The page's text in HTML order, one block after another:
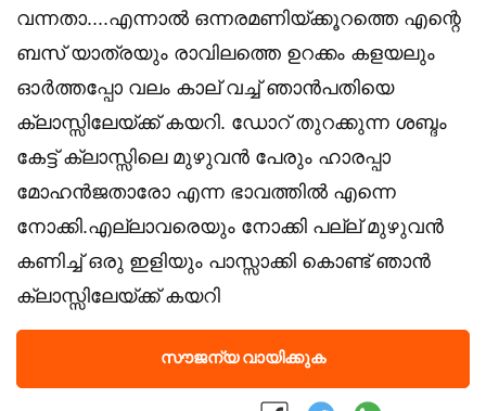
വന്നതാ....എന്നാൽ ഒന്നരമണിയ്ക്കൂറത്തെ എന്റെ
ബസ്‌ യാത്രയും രാവിലത്തെ ഉറക്കം കളയലും
ഓർത്തപ്പോ വലം കാല് വച്ച് ഞാൻപതിയെ
ക്ലാസ്സിലേയ്ക്ക് കയറി. ഡോറ് തുറക്കുന്ന ശബ്ദം
കേട്ട് ക്ലാസ്സിലെ മുഴുവൻ പേരും ഹാരപ്പാ
മോഹൻജതാരോ എന്ന ഭാവത്തിൽ എന്നെ
നോക്കി.എല്ലാവരെയും നോക്കി പല്ല് മുഴുവൻ
കണിച്ച് ഒരു ഇളിയും പാസ്സാക്കി കൊണ്ട് ഞാൻ
ക്ലാസ്സിലേയ്ക്ക് കയറി
സൗജന്യ വായിക്കുക